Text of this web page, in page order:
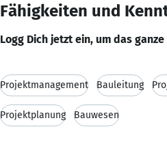
Fähigkeiten und
Logg Dich jetzt ein, um das
Projektmanagement Bauleitung
Projektplanung Bauwesen